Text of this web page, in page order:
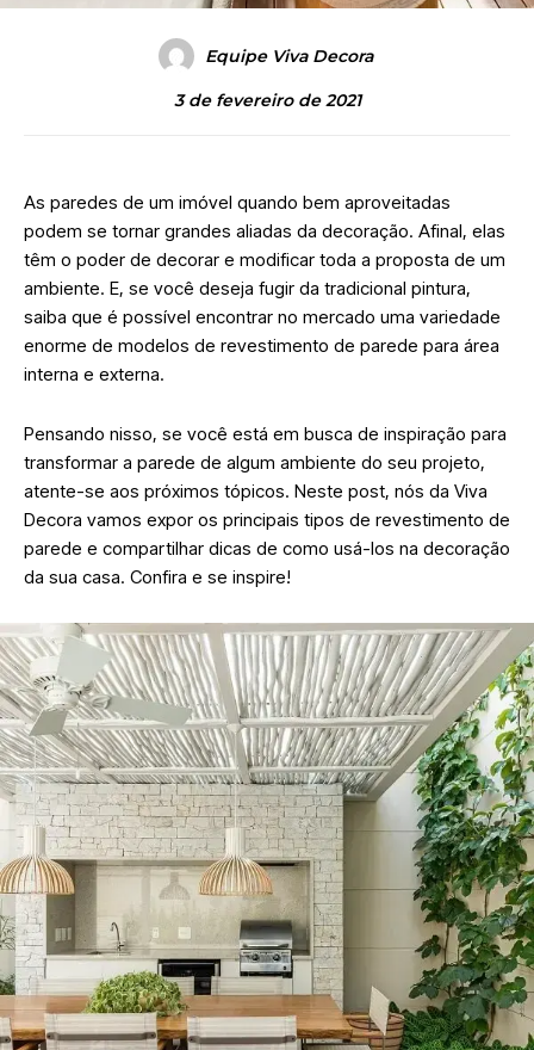
Equipe Viva Decora
3 de fevereiro de 2021
As paredes de um imóvel quando bem aproveitadas
podem se tornar grandes aliadas da decoração. Afinal, elas
têm o poder de decorar e modificar toda a proposta de um
ambiente. E, se você deseja fugir da tradicional pintura,
saiba que é possível encontrar no mercado uma variedade
enorme de modelos de revestimento de parede para área
interna e externa.
Pensando nisso, se você está em busca de inspiração para
transformar a parede de algum ambiente do seu projeto,
atente-se aos próximos tópicos. Neste post, nós da Viva
Decora vamos expor os principais tipos de revestimento de
parede e compartilhar dicas de como usá-los na decoração
da sua casa. Confira e se inspire!